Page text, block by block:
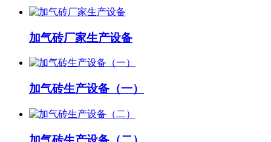
加气砖厂家生产设备
加气砖生产设备（一）